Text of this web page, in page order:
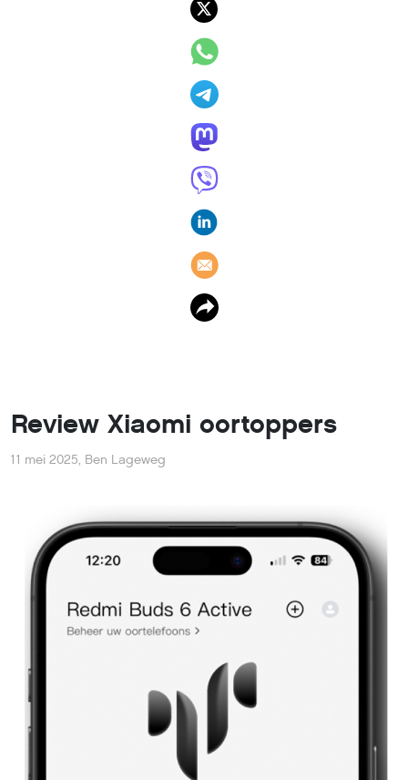
Review Xiaomi oortoppers
11 mei 2025, Ben Lageweg